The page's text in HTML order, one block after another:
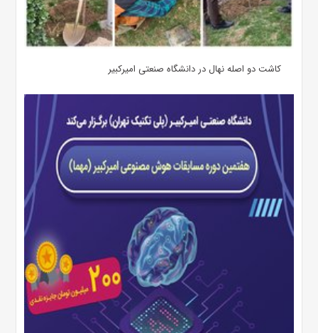
کاشت دو اصله نهال در دانشگاه صنعتی امیرکبیر